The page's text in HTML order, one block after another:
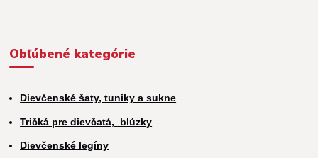
Obľúbené kategórie
Dievčenské šaty, tuniky a sukne
Tričká pre dievčatá, blúzky
Dievčenské legíny